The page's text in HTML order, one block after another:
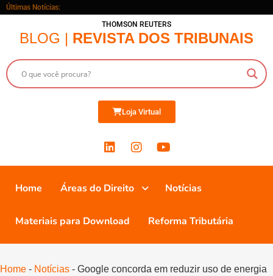
Últimas Notícias:
THOMSON REUTERS
BLOG | REVISTA DOS TRIBUNAIS
Loja Virtual
Home Áreas do Direito Notícias
Materiais para Download Reforma Tributária
Home - Notícias - Google concorda em reduzir uso de energia